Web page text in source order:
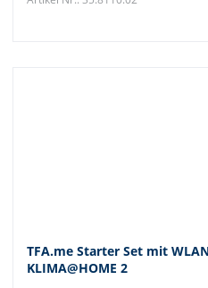
TFA.me Starter Set mit
KLIMA@HOME 2